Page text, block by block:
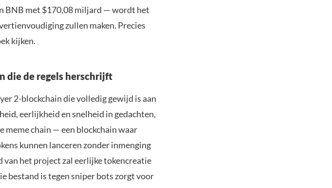
BNB met $170,08 miljard — wordt het
zullen maken. Precies
kijken.
die de regels herschrijft
2-blockchain die volledig gewijd is aan
eerlijkheid en snelheid in gedachten,
meme chain — een blockchain waar
kunnen lanceren zonder inmenging
van het project zal eerlijke tokencreatie
bestand is tegen sniper bots zorgt voor